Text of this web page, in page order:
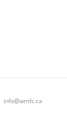
info@wmfc.ca